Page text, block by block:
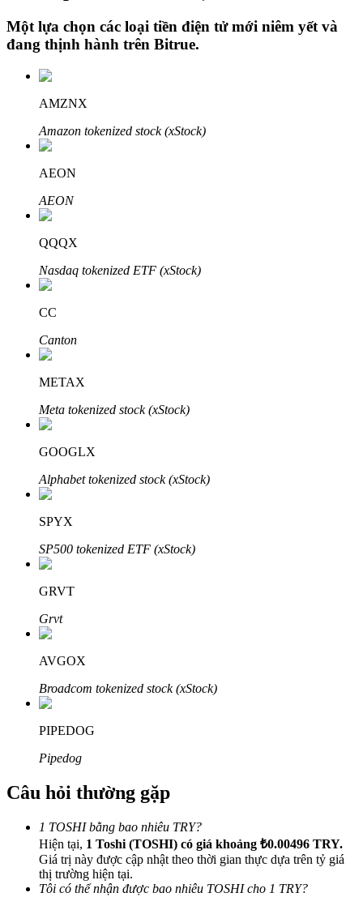
Đầu tư cố định và quản lý tài chính
Tận hưởng việc quản lý tài chính hiện tại và thu nhập lâu dài
Staking 101
Tìm hiểu về kiếm thu nhập thụ động
Đối tác Bitrue
Đối tác Bitrue
Mời một người bạn để nhận phần thưởng tiền mặt
BTC Welcome Rewards
Một lựa chọn các loại tiền điện tử mới niêm yết và
đang thịnh hành trên Bitrue.
AMZNX
Amazon tokenized stock (xStock)
AEON
AEON
QQQX
Nasdaq tokenized ETF (xStock)
CC
Canton
METAX
Meta tokenized stock (xStock)
GOOGLX
Alphabet tokenized stock (xStock)
SPYX
SP500 tokenized ETF (xStock)
GRVT
Grvt
AVGOX
Broadcom tokenized stock (xStock)
PIPEDOG
Pipedog
Câu hỏi thường gặp
1 TOSHI bằng bao nhiêu TRY?
Hiện tại, 1 Toshi (TOSHI) có giá khoảng ₺0.00496 TRY.
Giá trị này được cập nhật theo thời gian thực dựa trên tỷ giá
thị trường hiện tại.
Tôi có thể nhận được bao nhiêu TOSHI cho 1 TRY?